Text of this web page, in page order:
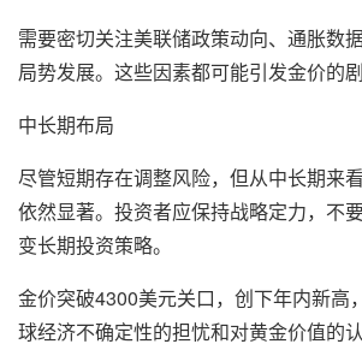
需要密切关注美联储政策动向、通胀数
局势发展。这些因素都可能引发金价的剧
中长期布局
尽管短期存在调整风险，但从中长期来
依然显著。投资者应保持战略定力，不
变长期投资策略。
金价突破4300美元关口，创下年内新高
球经济不确定性的担忧和对黄金价值的